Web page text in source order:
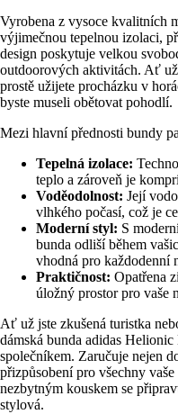
Vyrobena z vysoce kvalitních
výjimečnou tepelnou izolaci,
design poskytuje velkou
outdoorových aktivitách. Ať už
prostě užijete procházku v
byste museli obětovat pohodlí.
Mezi hlavní přednosti bundy
Tepelná izolace:
teplo a zároveň je
Voděodolnost: Její
vlhkého počasí, což je
Moderní styl: S
bunda odliší během
vhodná pro každodenní
Praktičnost: Opatřena
úložný prostor pro vaše
Ať už jste zkušená turistka
dámská bunda adidas
společníkem. Zaručuje nejen
přizpůsobení pro všechny
nezbytným kouskem se
stylová.